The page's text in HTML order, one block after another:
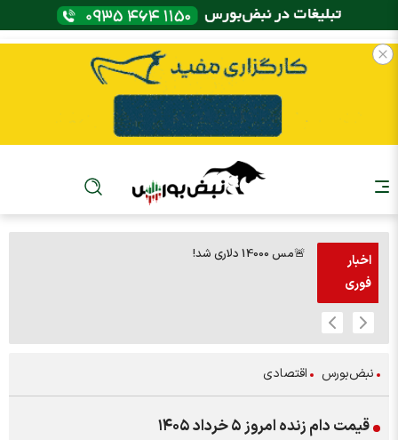
اخبار
فوری
🚨مس 14000 دلاری شد!
نبض‌بورس اقتصادی
قیمت دام زنده امروز ۵ خرداد ۱۴۰۵